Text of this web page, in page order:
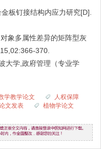
板钉接结构内应力研究[D].
象多属性差异的矩阵型灰
370.
大学,政府管理（专业学
学教学论文
人权保障
文发表
植物学论文